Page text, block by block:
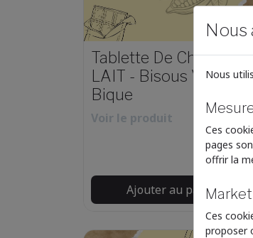
Tablette De Chocolat
LAIT - Bisous Vieille
Bique
Voir le produit
6.90
Ajouter au panier
Nous
Nous
Ces
pages
offrir la
Ces
proposer